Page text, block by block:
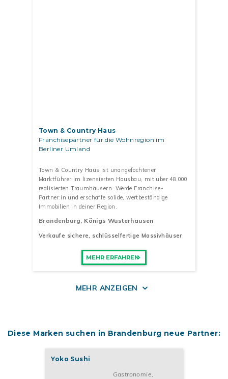
Town & Country Haus
Franchisepartner für die Wohnregion im
Berliner Umland
Town & Country Haus ist unangefochtener
Marktführer im lizensierten Hausbau, mit über 48.000
realisierten Traumhäusern. Werde Franchise-
Partner:in und erschaffe solide, wertbeständige
Immobilien in deiner Region.
Brandenburg, Königs Wusterhausen
Verkaufe sichere, schlüsselfertige Massivhäuser
MEHR ERFAHREN
MEHR ANZEIGEN
Diese Marken suchen in Brandenburg neue Partner:
Yoko Sushi
Gastronomie,